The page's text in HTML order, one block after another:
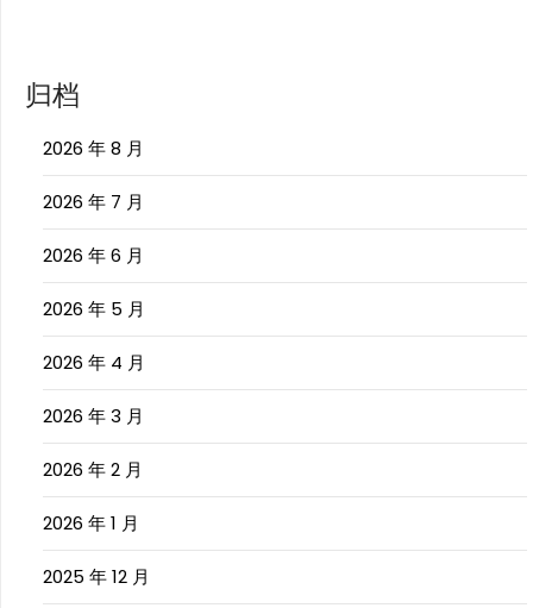
归档
2026 年 8 月
2026 年 7 月
2026 年 6 月
2026 年 5 月
2026 年 4 月
2026 年 3 月
2026 年 2 月
2026 年 1 月
2025 年 12 月